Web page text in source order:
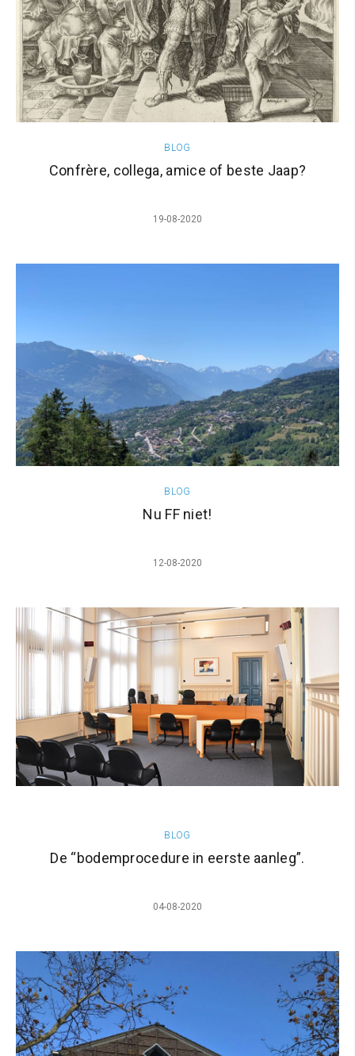
BLOG
Confrère, collega, amice of beste Jaap?
19-08-2020
BLOG
Nu FF niet!
12-08-2020
BLOG
De “bodemprocedure in eerste aanleg”.
04-08-2020